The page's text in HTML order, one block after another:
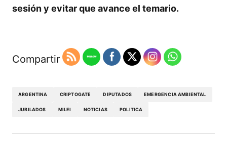
sesión y evitar que avance el temario.
Compartir
ARGENTINA CRIPTOGATE DIPUTADOS EMERGENCIA AMBIENTAL
JUBILADOS MILEI NOTICIAS POLITICA